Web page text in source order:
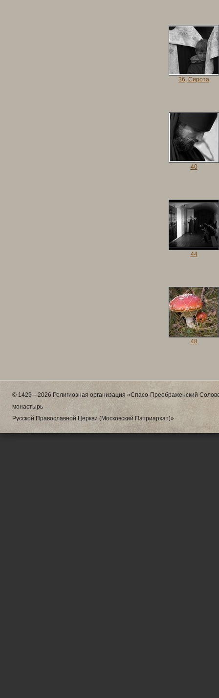
36, Сирота
40
44
48
© 1429—2026 Религиозная организация «Спасо-Преображенский
монастырь
Русской Православной Церкви (Московский Патриархат)»